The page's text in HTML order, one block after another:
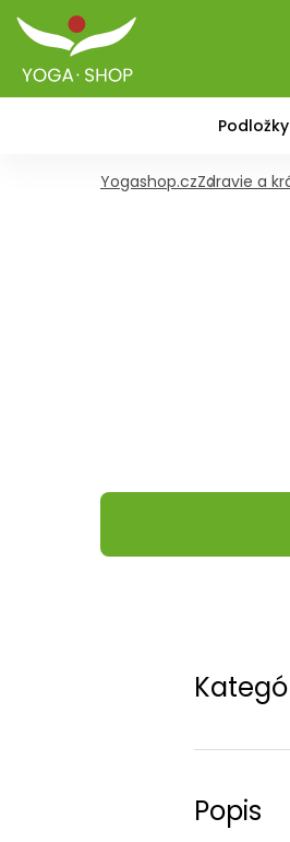
Podložky
Yogashop.czZdravie a
Popis